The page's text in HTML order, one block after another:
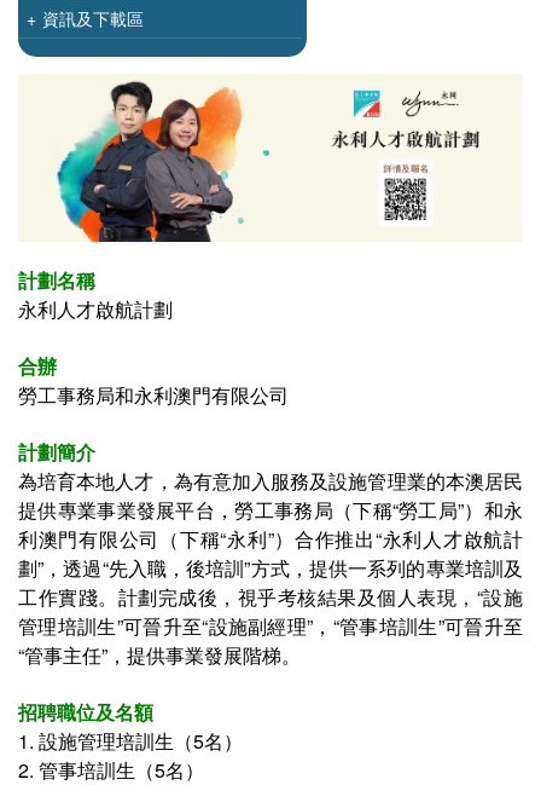
+ 資訊及下載區
計劃名稱
永利人才啟航計劃
合辦
勞工事務局和永利澳門有限公司
計劃簡介
為培育本地人才，為有意加入服務及設施管理業的本澳居民
提供專業事業發展平台，勞工事務局（下稱“勞工局”）和永
利澳門有限公司（下稱“永利”）合作推出“永利人才啟航計
劃”，透過“先入職，後培訓”方式，提供一系列的專業培訓及
工作實踐。計劃完成後，視乎考核結果及個人表現，“設施
管理培訓生”可晉升至“設施副經理”，“管事培訓生”可晉升至
“管事主任”，提供事業發展階梯。
招聘職位及名額
1. 設施管理培訓生（5名）
2. 管事培訓生（5名）